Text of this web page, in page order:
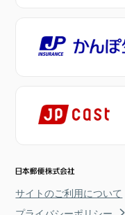
サイトのご利用について